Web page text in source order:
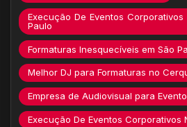
Execução De Eventos
Paulo
Formaturas Inesquecíveis em São
Melhor DJ para Formaturas no
Empresa de Audiovisual para
Execução De Eventos Corporativos